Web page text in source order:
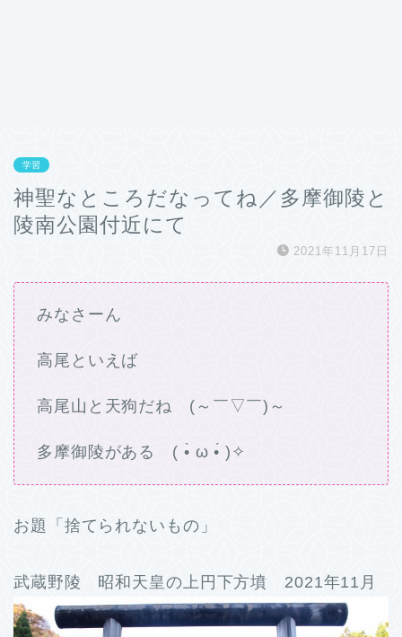
学習
神聖なところだなってね／多摩御陵と
陵南公園付近にて
2021年11月17日
みなさーん
高尾といえば
高尾山と天狗だね (～￣▽￣)～
多摩御陵がある ( •̀ ω •́ )✧
お題「捨てられないもの」
武蔵野陵 昭和天皇の上円下方墳 2021年11月